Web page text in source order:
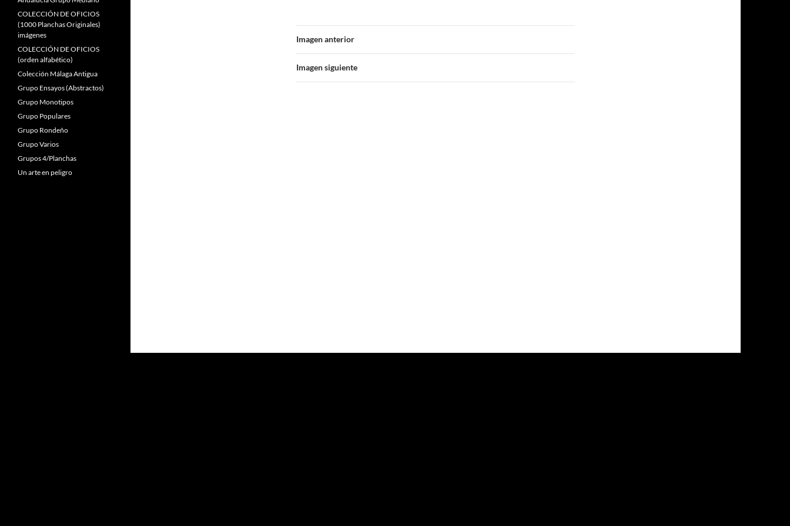
Imagen anterior
Imagen siguiente
COLECCIÓN DE OFICIOS
(1000 Planchas Originales)
imágenes
COLECCIÓN DE OFICIOS
(orden alfabético)
Colección Málaga Antigua
Grupo Ensayos (Abstractos)
Grupo Monotipos
Grupo Populares
Grupo Rondeño
Grupo Varios
Grupos 4/Planchas
Un arte en peligro